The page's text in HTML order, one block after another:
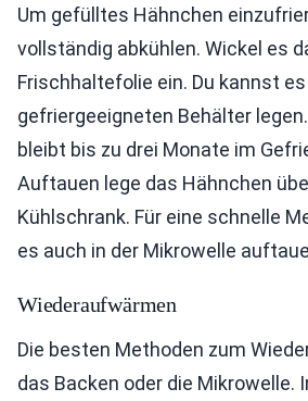
Um gefülltes Hähnchen
vollständig abkühlen. Wickel es
Frischhaltefolie ein. Du kannst
gefriergeeigneten Behälter
bleibt bis zu drei Monate im
Auftauen lege das Hähnchen
Kühlschrank. Für eine schnelle
es auch in der Mikrowelle
Wiederaufwärmen
Die besten Methoden zum
das Backen oder die Mikrowelle.